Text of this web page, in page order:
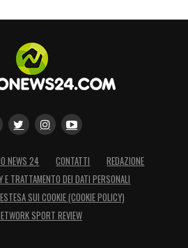
NEWS 24 CONTATTI
REDAZIONE
E TRATTAMENTO DEI DATI PERSONALI
SUI COOKIE (COOKIE POLICY)
SPORT REVIEW